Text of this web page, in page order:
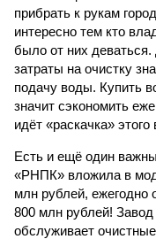
прибрать к рукам
интересно тем кто
было от них деваться.
затраты на очистку
подачу воды. Купить
значит сэкономить
идёт «раскачка» этого
Есть и ещё один
«РНПК» вложила в
млн рублей, ежегодно
800 млн рублей!
обслуживает